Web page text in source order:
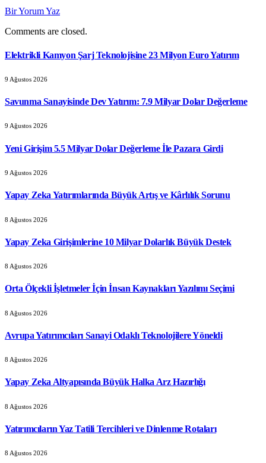
Bir Yorum Yaz
Comments are closed.
Elektrikli Kamyon Şarj Teknolojisine 23 Milyon Euro Yatırım
9 Ağustos 2026
Savunma Sanayisinde Dev Yatırım: 7.9 Milyar Dolar Değerleme
9 Ağustos 2026
Yeni Girişim 5.5 Milyar Dolar Değerleme İle Pazara Girdi
9 Ağustos 2026
Yapay Zeka Yatırımlarında Büyük Artış ve Kârlılık Sorunu
8 Ağustos 2026
Yapay Zeka Girişimlerine 10 Milyar Dolarlık Büyük Destek
8 Ağustos 2026
Orta Ölçekli İşletmeler İçin İnsan Kaynakları Yazılımı Seçimi
8 Ağustos 2026
Avrupa Yatırımcıları Sanayi Odaklı Teknolojilere Yöneldi
8 Ağustos 2026
Yapay Zeka Altyapısında Büyük Halka Arz Hazırlığı
8 Ağustos 2026
Yatırımcıların Yaz Tatili Tercihleri ve Dinlenme Rotaları
8 Ağustos 2026